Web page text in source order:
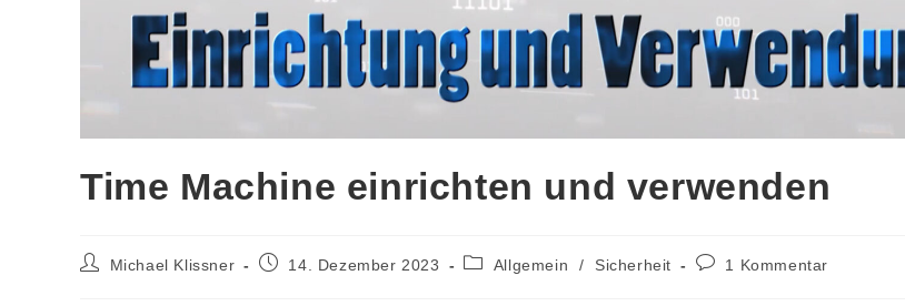
Time Machine einrichten und verwenden
Beitrags-
Michael Klissner
Beitrag14. Dezember 2023
Beitrags-
Allgemein / Sicherheit
Beitrags-
1 Kommentar